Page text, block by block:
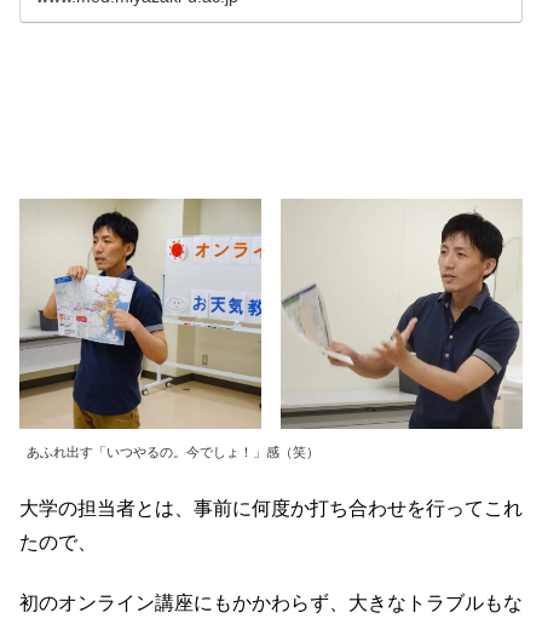
「南九州・沖縄ユニットセンター」を担っています。
あふれ出す「いつやるの。今でしょ！」感（笑）
大学の担当者とは、事前に何度か打ち合わせを行ってこれ
たので、
初のオンライン講座にもかかわらず、大きなトラブルもな